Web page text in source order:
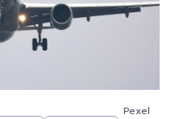
Pexel